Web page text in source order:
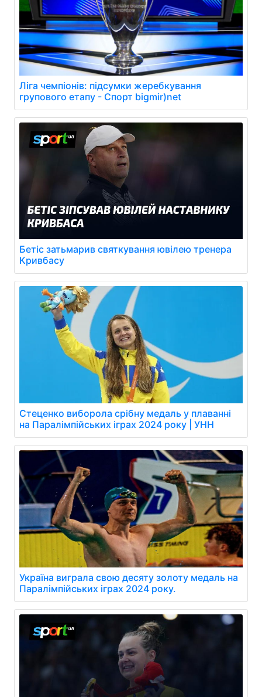
Ліга чемпіонів: підсумки жеребкування
групового етапу - Спорт bigmir)net
Бетіс затьмарив святкування ювілею тренера
Кривбасу
Стеценко виборола срібну медаль у плаванні
на Паралімпійських іграх 2024 року | УНН
Україна виграла свою десяту золоту медаль на
Паралімпійських іграх 2024 року.